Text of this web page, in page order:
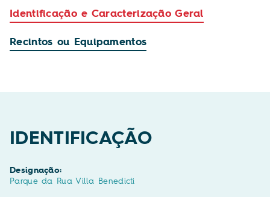
Identificação e Caracterização Geral
Recintos ou Equipamentos
IDENTIFICAÇÃO
Designação:
Parque da Rua Villa Benedicti